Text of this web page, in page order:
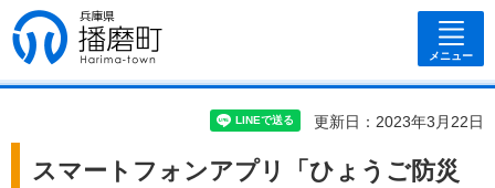
兵庫県 播磨
町
メニュー
更新日：2023年3月22日
スマートフォンアプリ「ひょうご防災